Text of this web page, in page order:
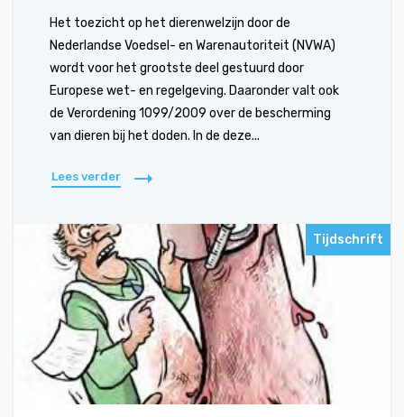
Het toezicht op het dierenwelzijn door de
Nederlandse Voedsel- en Warenautoriteit (NVWA)
wordt voor het grootste deel gestuurd door
Europese wet- en regelgeving. Daaronder valt ook
de Verordening 1099/2009 over de bescherming
van dieren bij het doden. In de deze...
Lees verder
Tijdschrift